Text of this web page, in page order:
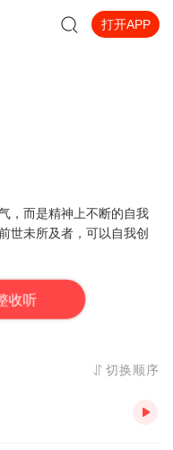
打开APP
，而是精神上不断的自我
世未所及者，可以自我创
收听
切换顺序